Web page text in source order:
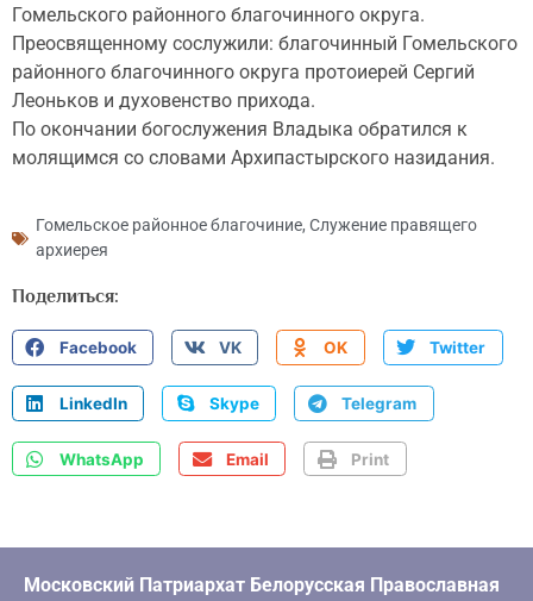
Гомельского районного благочинного округа.
Преосвященному сослужили: благочинный Гомельского
районного благочинного округа протоиерей Сергий
Леоньков и духовенство прихода.
По окончании богослужения Владыка обратился к
молящимся со словами Архипастырского назидания.
Гомельское районное благочиние, Служение правящего
архиерея
Поделиться:
Facebook VK OK Twitter
LinkedIn Skype Telegram
WhatsApp Email Print
Московский Патриархат Белорусская Православная